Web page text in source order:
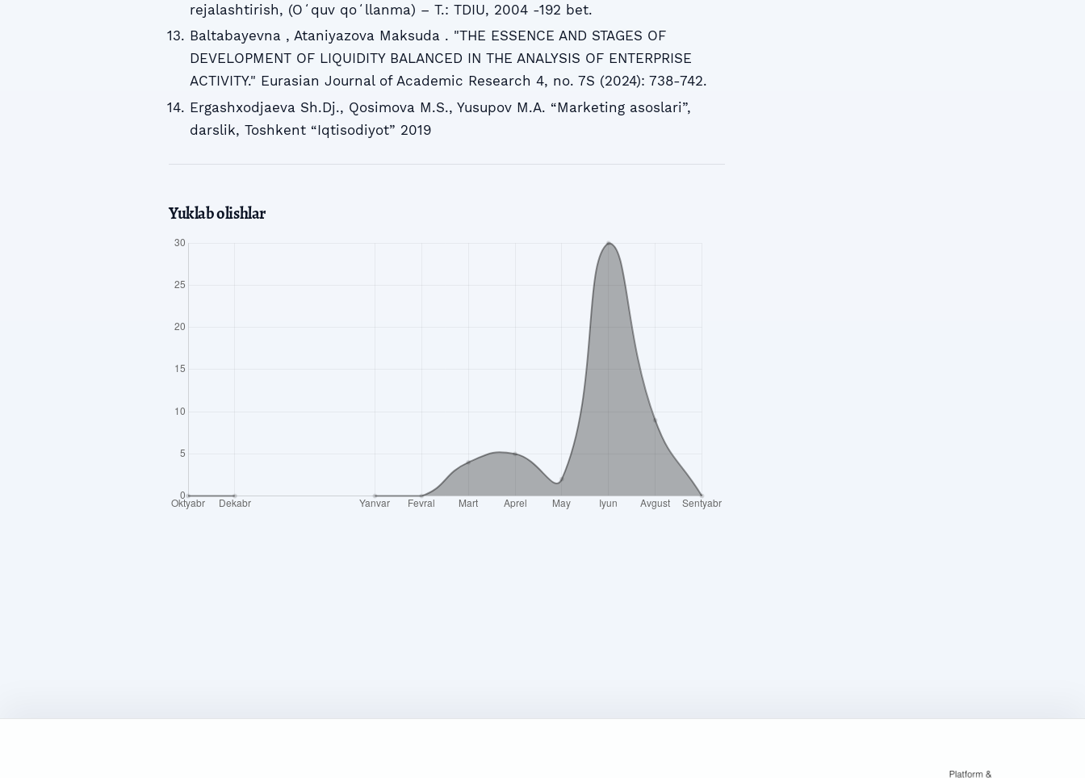
rejalashtirish, (Oʻquv qoʻllanma) – T.: TDIU, 2004 -192 bet.
Baltabayevna , Ataniyazova Maksuda . "THE ESSENCE AND STAGES OF
DEVELOPMENT OF LIQUIDITY BALANCED IN THE ANALYSIS OF ENTERPRISE
ACTIVITY." Eurasian Journal of Academic Research 4, no. 7S (2024): 738-742.
Ergashxodjaeva Sh.Dj., Qosimova M.S., Yusupov M.A. “Marketing asoslari”,
darslik, Toshkent “Iqtisodiyot” 2019
Yuklab olishlar